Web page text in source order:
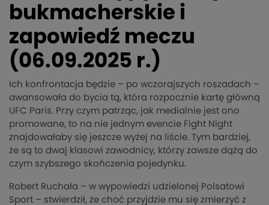
bukmacherskie i
zapowiedź meczu
(06.09.2025 r.)
Ich konfrontacja będzie – po wczorajszych roszadach –
awansowała do bycia tą, która rozpocznie kartę główną
UFC Paris. Przy czym patrząc, jak medialnie jest ono
promowane, to na nie jednym evencie Fight Night
znajdowałaby się jeszcze wyżej na liście. Tym bardziej,
że są to dwaj klasowi zawodnicy, którzy zawsze dążą do
czym szybszego skończenia pojedynku.
Robert Ruchała – w wypowiedzi udzielonej Polsatowi
Sport – stwierdził, że choć przyjdzie mu się zmierzyć z